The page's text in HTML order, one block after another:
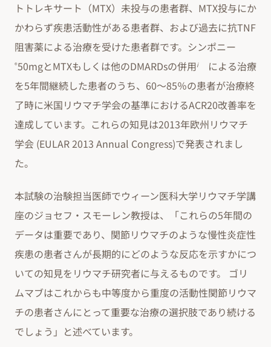
トトレキサート（MTX）未投与の患者群、MTX投与にか
かわらず疾患活動性がある患者群、および過去に抗TNF
阻害薬による治療を受けた患者群です。シンポニー
®50mgとMTXもしくは他のDMARDsの併用iによる治療
を5年間継続した患者のうち、60～85％の患者が治療終
了時に米国リウマチ学会の基準におけるACR20改善率を
達成しています。これらの知見は2013年欧州リウマチ
学会 (EULAR 2013 Annual Congress)で発表されまし
た。
本試験の治験担当医師でウィーン医科大学リウマチ学講
座のジョセフ・スモーレン教授は、「これらの5年間の
データは重要であり、関節リウマチのような慢性炎症性
疾患の患者さんが長期的にどのような反応を示すかにつ
いての知見をリウマチ研究者に与えるものです。 ゴリ
ムマブはこれからも中等度から重度の活動性関節リウマ
チの患者さんにとって重要な治療の選択肢であり続ける
でしょう」と述べています。